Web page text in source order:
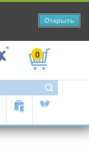
0
Открыть